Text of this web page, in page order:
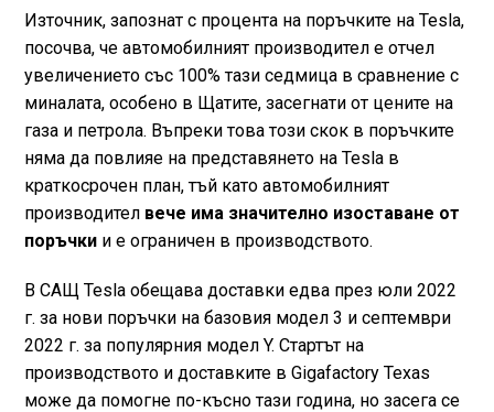
Източник, запознат с процента на поръчките на Tesla,
посочва, че автомобилният производител е отчел
увеличението със 100% тази седмица в сравнение с
миналата, особено в Щатите, засегнати от цените на
газа и петрола. Въпреки това този скок в поръчките
няма да повлияе на представянето на Tesla в
краткосрочен план, тъй като автомобилният
производителвече има значително изоставане от
поръчкии е ограничен в производството.
В САЩ Tesla обещава доставки едва през юли 2022
г. за нови поръчки на базовия модел 3 и септември
2022 г. за популярния модел Y. Стартът на
производството и доставките в Gigafactory Texas
може да помогне по-късно тази година, но засега се